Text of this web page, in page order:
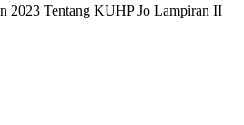
2023 Tentang KUHP Jo Lampiran II